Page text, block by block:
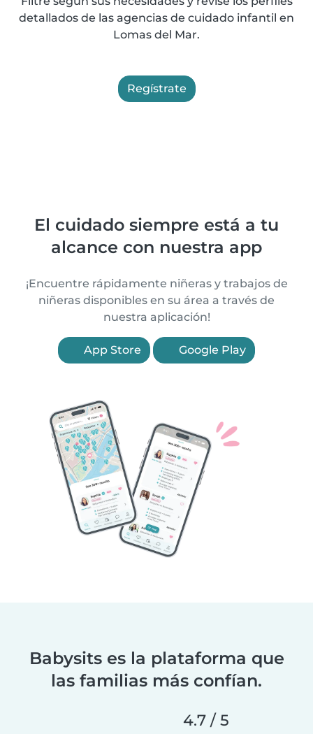
detallados de las agencias de cuidado infantil en
Lomas del Mar.
Regístrate
El cuidado siempre está a tu
alcance con nuestra app
¡Encuentre rápidamente niñeras y trabajos de
niñeras disponibles en su área a través de
nuestra aplicación!
App Store Google Play
Babysits es la plataforma que
las familias más confían.
4.7 / 5